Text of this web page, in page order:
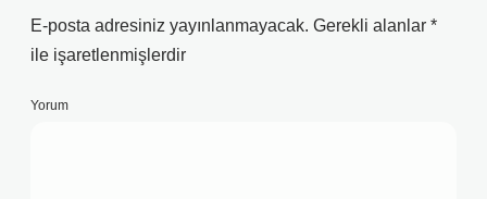
E-posta adresiniz yayınlanmayacak. Gerekli alanlar *
ile işaretlenmişlerdir
Yorum